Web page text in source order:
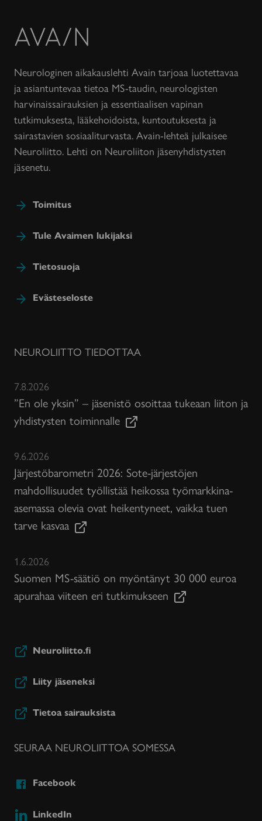
Avain-
lehti
Neurologinen aikakauslehti Avain tarjoaa luotettavaa
ja asiantuntevaa tietoa MS-taudin, neurologisten
harvinaissairauksien ja essentiaalisen vapinan
tutkimuksesta, lääkehoidoista, kuntoutuksesta ja
sairastavien sosiaaliturvasta. Avain-lehteä julkaisee
Neuroliitto. Lehti on Neuroliiton jäsenyhdistysten
jäsenetu.
Toimitus
Tule Avaimen lukijaksi
Tietosuoja
Evästeseloste
NEUROLIITTO TIEDOTTAA
7.8.2026
”En ole yksin” – jäsenistö osoittaa tukeaan liiton ja
yhdistysten toiminnalle
9.6.2026
Järjestöbarometri 2026: Sote-järjestöjen
mahdollisuudet työllistää heikossa työmarkkina-
asemassa olevia ovat heikentyneet, vaikka tuen
tarve kasvaa
1.6.2026
Suomen MS-säätiö on myöntänyt 30 000 euroa
apurahaa viiteen eri tutkimukseen
Neuroliitto.fi
Liity jäseneksi
Tietoa sairauksista
SEURAA NEUROLIITTOA SOMESSA
Facebook
LinkedIn